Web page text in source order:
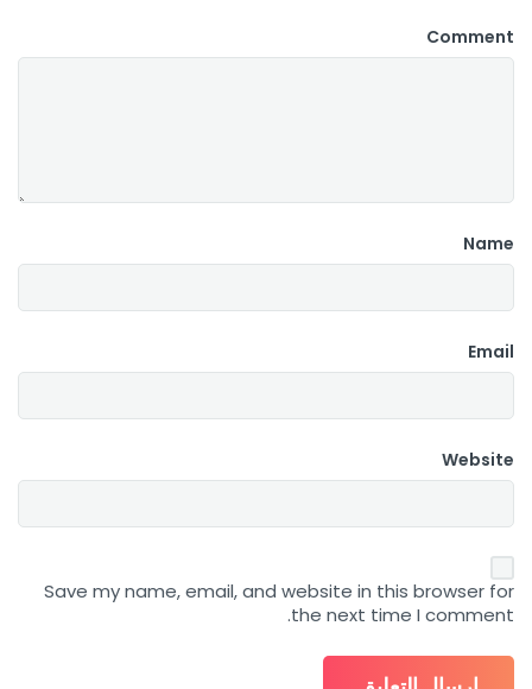
Comment
Name
Email
Website
Save my name, email, and website in this browser for
the next time I comment.